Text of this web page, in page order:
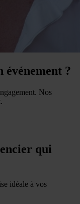
?
Nos
qui
idéale à vos